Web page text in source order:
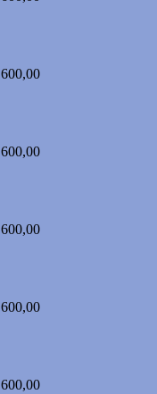
600,00
600,00
600,00
600,00
600,00